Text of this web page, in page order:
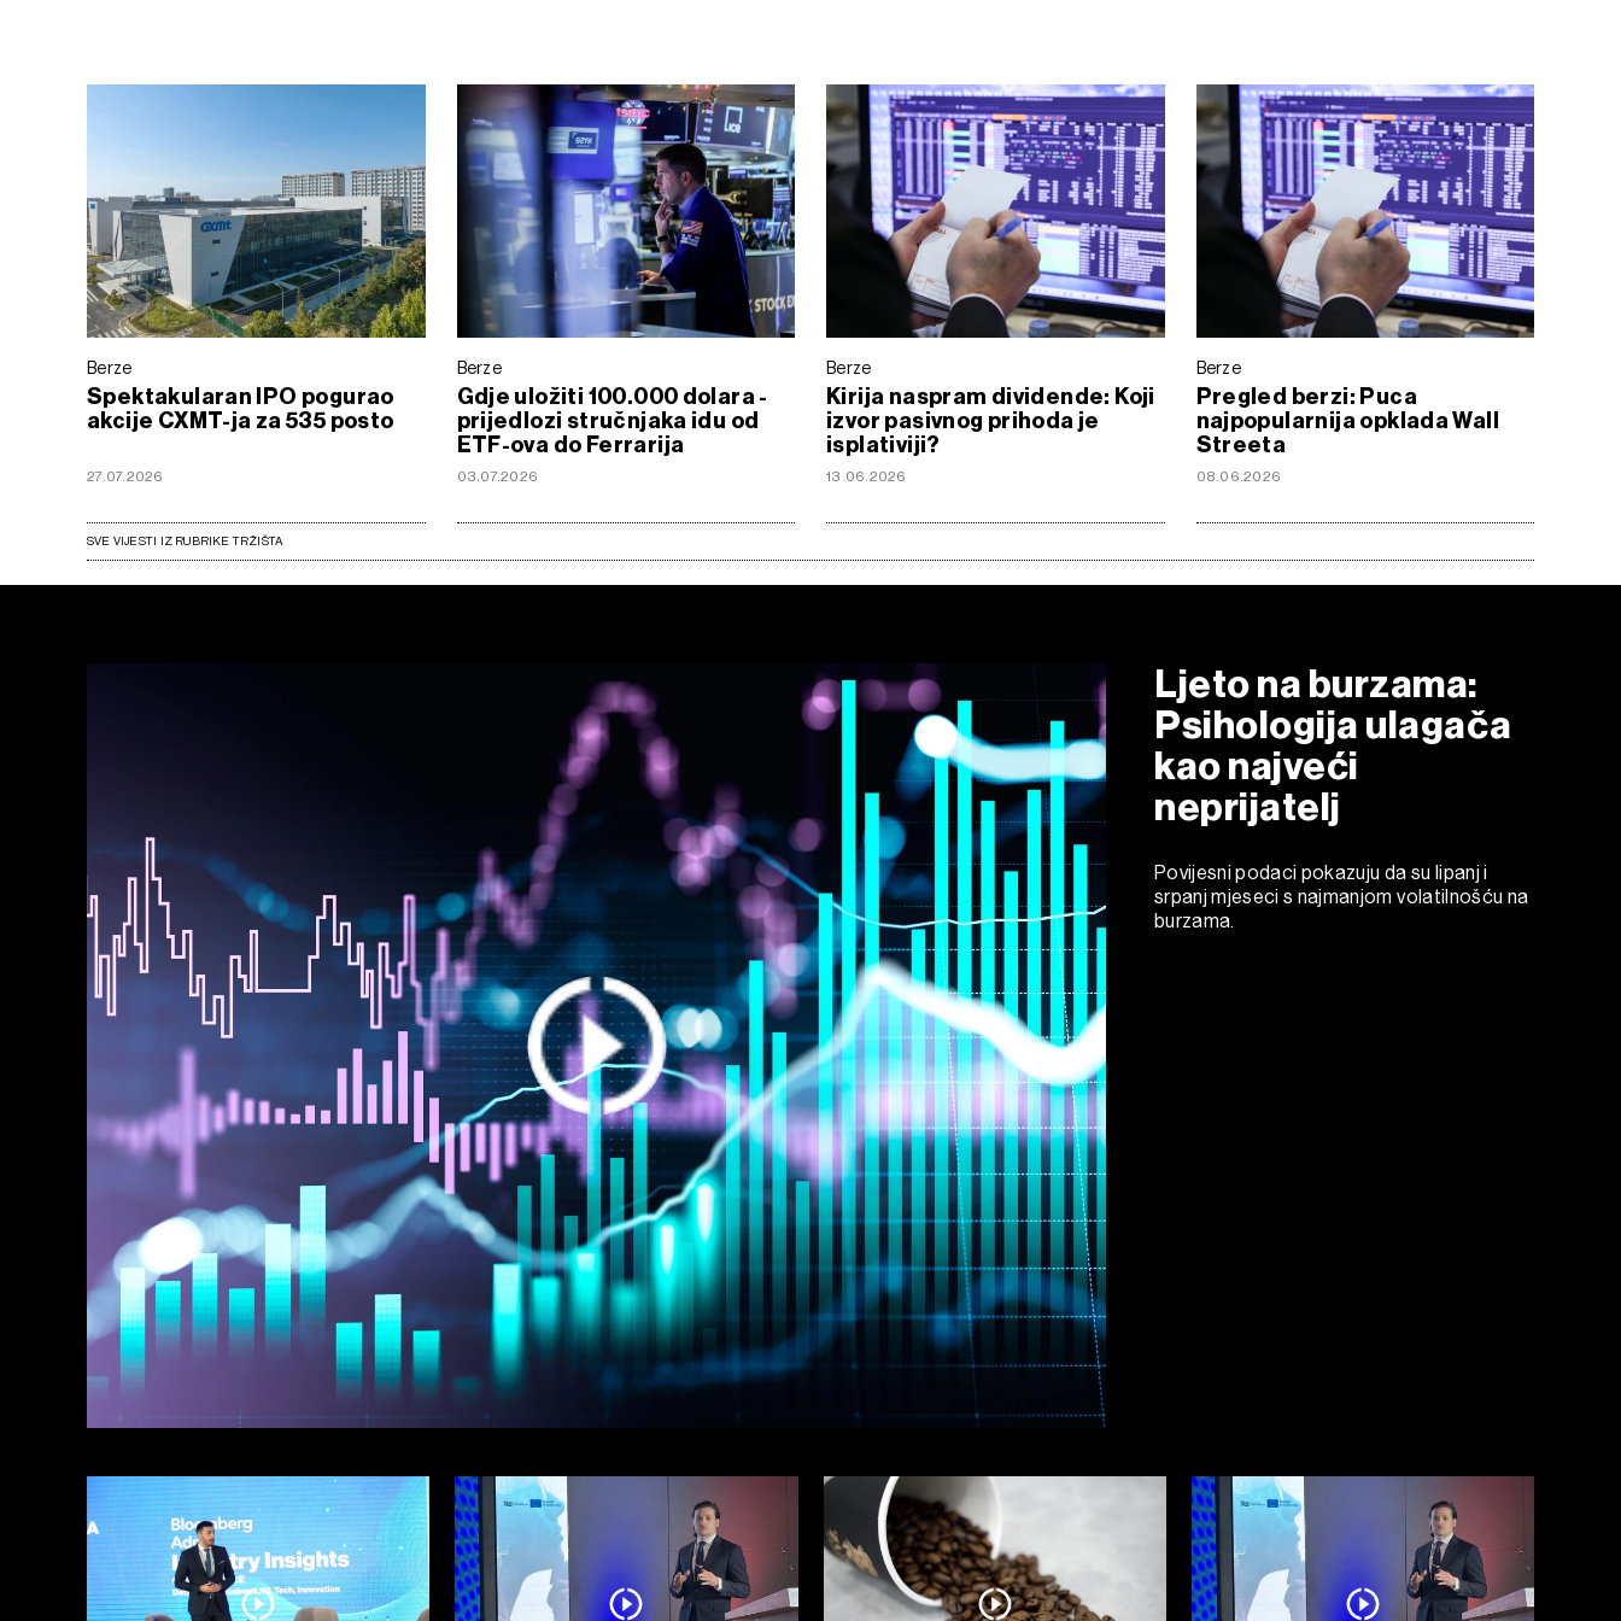
Berze
Spektakularan IPO pogurao
akcije CXMT-ja za 535 posto
27.07.2026
Berze
Gdje uložiti 100.000 dolara -
prijedlozi stručnjaka idu od
ETF-ova do Ferrarija
03.07.2026
Berze
Kirija naspram dividende: Koji
izvor pasivnog prihoda je
isplativiji?
13.06.2026
Berze
Pregled berzi: Puca
najpopularnija opklada Wall
Streeta
08.06.2026
SVE VIJESTI IZ RUBRIKE TRŽIŠTA
Ljeto na burzama:
Psihologija ulagača
kao najveći
neprijatelj
Povijesni podaci pokazuju da su lipanj i
srpanj mjeseci s najmanjom volatilnošću na
burzama.